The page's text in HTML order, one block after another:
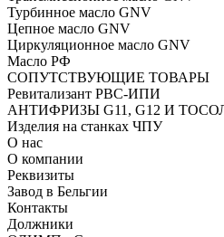
Турбинное масло GNV
Цепное масло GNV
Циркуляционное масло GNV
Масло РФ
СОПУТСТВУЮЩИЕ ТОВАРЫ
Ревитализант РВС-ИПИ
АНТИФРИЗЫ G11, G12 И
Изделия на станках ЧПУ
О нас
О компании
Реквизиты
Завод в Бельгии
Контакты
Должники